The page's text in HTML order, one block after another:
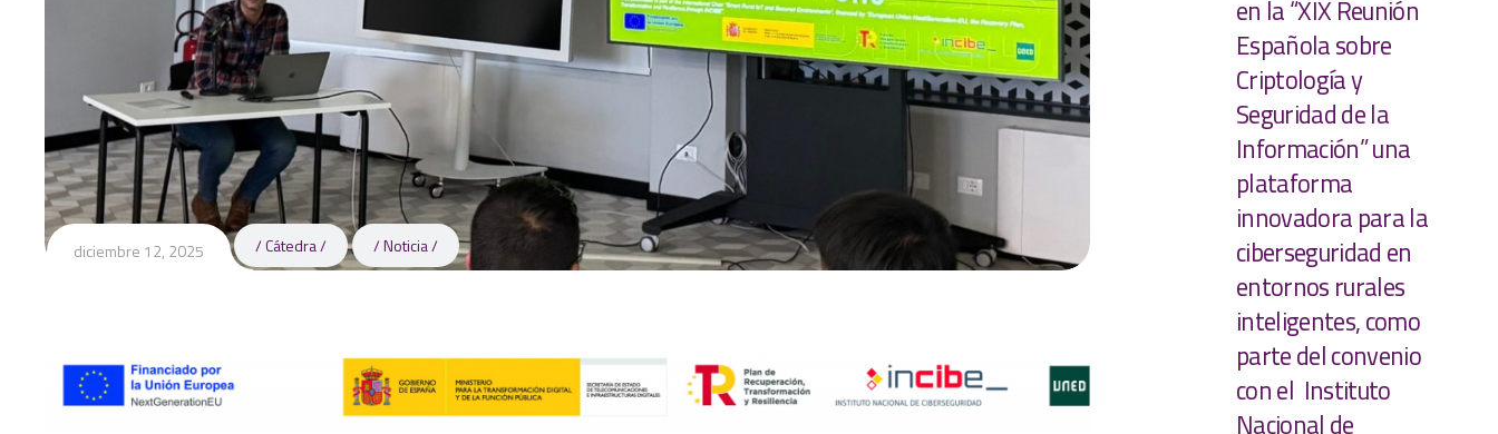
diciembre 12, 2025 Cátedra Noticia
en la “XIX Reunión
Española sobre
Criptología y
Seguridad de la
Información” una
plataforma
innovadora para la
ciberseguridad en
entornos rurales
inteligentes, como
parte del convenio
con el Instituto
Nacional de